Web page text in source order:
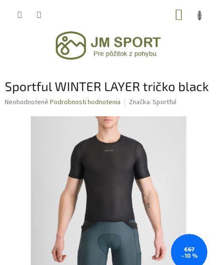
Sportful WINTER LAYER tričko black
Priemerné
Neohodnotené Podrobnosti hodnotenia Značka: Sportful
€67
–10 %